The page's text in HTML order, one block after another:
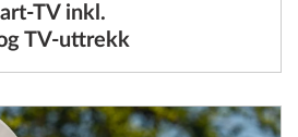
TV inkl.
TV-uttrekk